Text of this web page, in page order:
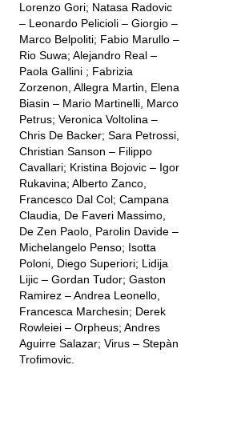
Lorenzo Gori; Natasa Radovic
– Leonardo Pelicioli – Giorgio –
Marco Belpoliti; Fabio Marullo –
Rio Suwa; Alejandro Real –
Paola Gallini ; Fabrizia
Zorzenon, Allegra Martin, Elena
Biasin – Mario Martinelli, Marco
Petrus; Veronica Voltolina –
Chris De Backer; Sara Petrossi,
Christian Sanson – Filippo
Cavallari; Kristina Bojovic – Igor
Rukavina; Alberto Zanco,
Francesco Dal Col; Campana
Claudia, De Faveri Massimo,
De Zen Paolo, Parolin Davide –
Michelangelo Penso; Isotta
Poloni, Diego Superiori; Lidija
Lijic – Gordan Tudor; Gaston
Ramirez – Andrea Leonello,
Francesca Marchesin; Derek
Rowleiei – Orpheus; Andres
Aguirre Salazar; Virus – Stepàn
Trofimovic.